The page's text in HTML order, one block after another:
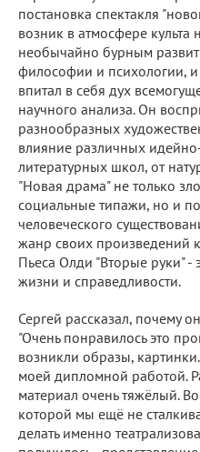
постановка спектакля
возник в атмосфере культа
необычайно бурным
философии и психологии,
впитал в себя дух
научного анализа. Он
разнообразных
влияние различных
литературных школ, от
"Новая драма" не только
социальные типажи, но и
человеческого
жанр своих произведений
Пьеса Олди "Вторые руки" -
жизни и справедливости.
Сергей рассказал, почему
"Очень понравилось это
возникли образы,
моей дипломной работой.
материал очень тяжёлый.
которой мы ещё не
делать именно